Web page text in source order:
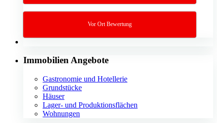
Vor Ort Bewertung
Immobilien Angebote
Gastronomie und Hotellerie
Grundstücke
Häuser
Lager- und Produktionsflächen
Wohnungen